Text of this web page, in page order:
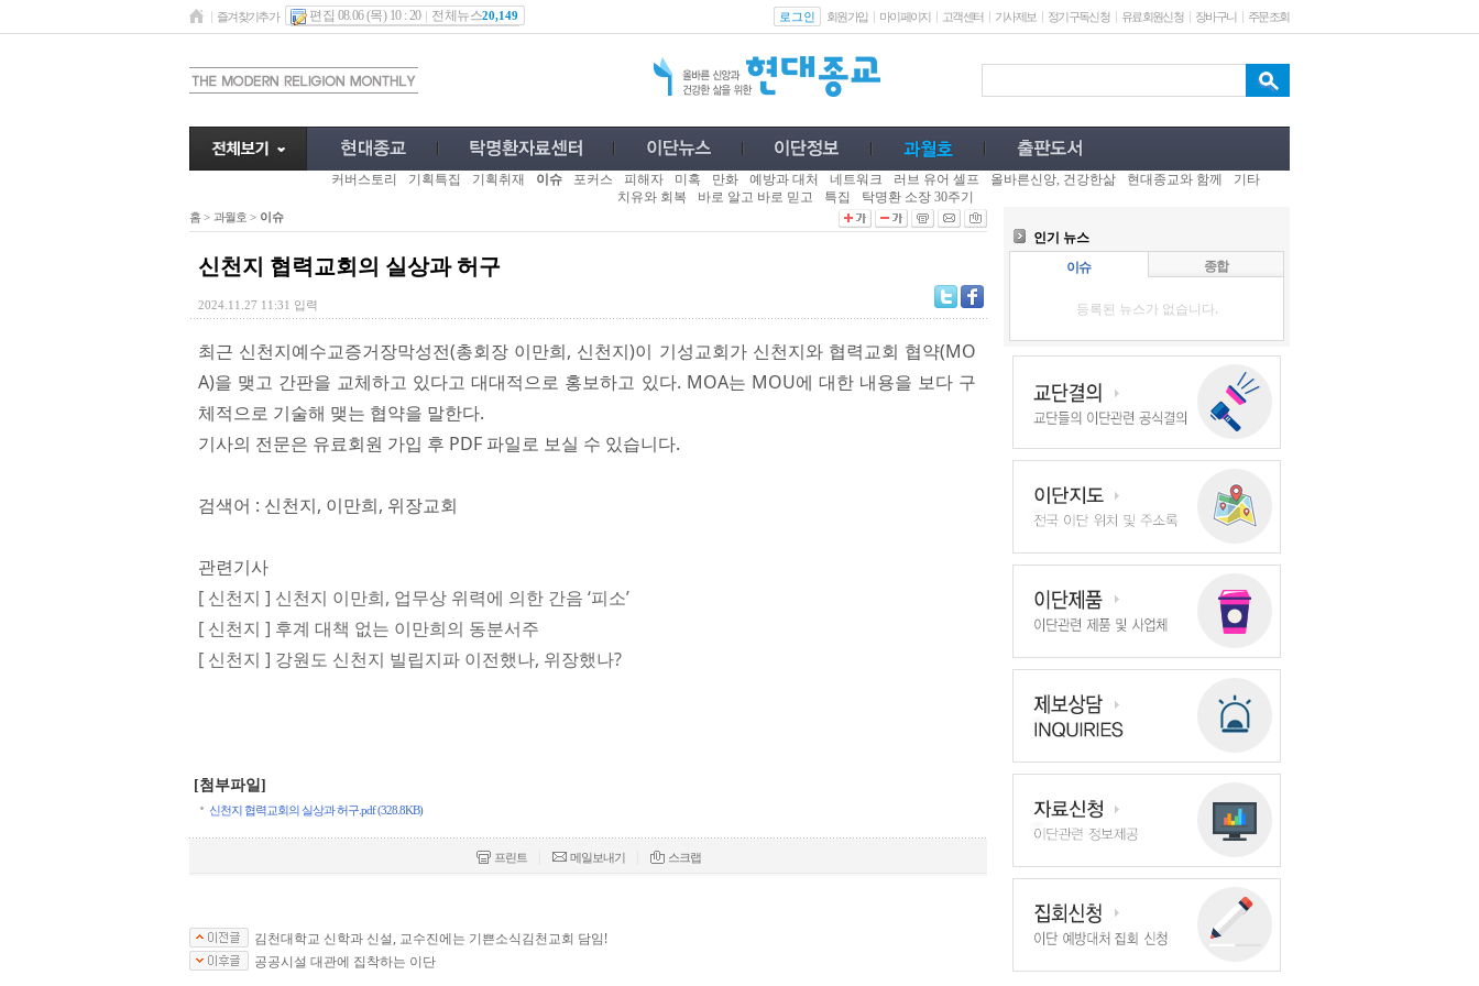
즐겨찾기추가 편집 08.06 (목) 10 : 20 전체뉴스20,149 로그인 회원가입 마이페이지 고객센터 기사제보 정기구독신청 유료회원신청 장바구니 주문조회
커버스토리 기획특집 기획취재 이슈 포커스 피해자 미혹 만화 예방과 대처 네트워크 러브 유어 셀프 올바른신앙, 건강한삶 현대종교와 함께
기타
치유와 회복
바로 알고 바로 믿고 특집 탁명환 소장 30주기
홈 > 과월호 > 이슈
신천지 협력교회의 실상과 허구
2024.11.27 11:31 입력
최근 신천지예수교증거장막성전(총회장 이만희, 신천지)이 기성교회가 신천지와 협력교회 협약(MO
A)을 맺고 간판을 교체하고 있다고 대대적으로 홍보하고 있다. MOA는 MOU에 대한 내용을 보다 구
체적으로 기술해 맺는 협약을 말한다.
기사의 전문은 유료회원 가입 후 PDF 파일로 보실 수 있습니다.
검색어 : 신천지, 이만희, 위장교회
관련기사
[ 신천지 ] 신천지 이만희, 업무상 위력에 의한 간음 ‘피소’
[ 신천지 ] 후계 대책 없는 이만희의 동분서주
[ 신천지 ] 강원도 신천지 빌립지파 이전했나, 위장했나?
[첨부파일]
신천지 협력교회의 실상과 허구.pdf (328.8KB)
프린트 메일보내기 스크랩
김천대학교 신학과 신설, 교수진에는 기쁜소식김천교회 담임!
공공시설 대관에 집착하는 이단
인기 뉴스
이슈
종합
등록된 뉴스가 없습니다.